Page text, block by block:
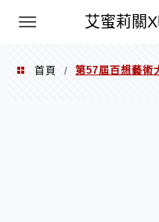
艾蜜莉關
PXN
首頁 / 第57屆百想藝術